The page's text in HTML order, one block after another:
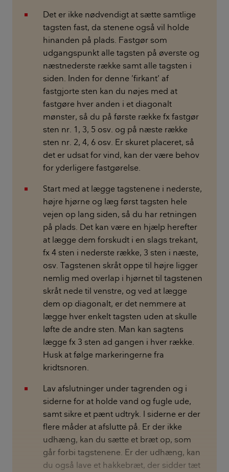
Det er ikke nødvendigt at sætte samtlige
tagsten fast, da stenene også vil holde
hinanden på plads. Fastgør som
udgangspunkt alle tagsten på øverste og
næstnederste række samt alle tagsten i
siden. Inden for denne ’firkant’ af
fastgjorte sten kan du nøjes med at
fastgøre hver anden i et diagonalt
mønster, så du på første række fx fastgør
sten nr. 1, 3, 5 osv. og på næste række
sten nr. 2, 4, 6 osv. Er skuret placeret, så
det er udsat for vind, kan der være behov
for yderligere fastgørelse.
Start med at lægge tagstenene i nederste,
højre hjørne og læg først tagsten hele
vejen op lang siden, så du har retningen
på plads. Det kan være en hjælp herefter
at lægge dem forskudt i en slags trekant,
fx 4 sten i nederste række, 3 sten i næste,
osv. Tagstenen skråt oppe til højre ligger
nemlig med overlap i hjørnet til tagstenen
skråt nede til venstre, og ved at lægge
dem op diagonalt, er det nemmere at
lægge hver enkelt tagsten uden at skulle
løfte de andre sten. Man kan sagtens
lægge fx 3 sten ad gangen i hver række.
Husk at følge markeringerne fra
kridtsnoren.
Lav afslutninger under tagrenden og i
siderne for at holde vand og fugle ude,
samt sikre et pænt udtryk. I siderne er der
flere måder at afslutte på. Er der ikke
udhæng, kan du sætte et bræt op, som
går forbi tagstenene. Er der udhæng, kan
du også lave et hakkebræt, der sidder tæt